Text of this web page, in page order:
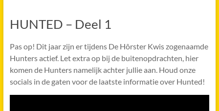
HUNTED – Deel 1
Pas op! Dit jaar zijn er tijdens De Hôrster Kwis zogenaamde
Hunters actief. Let extra op bij de buitenopdrachten, hier
komen de Hunters namelijk achter jullie aan. Houd onze
socials in de gaten voor de laatste informatie over Hunted!